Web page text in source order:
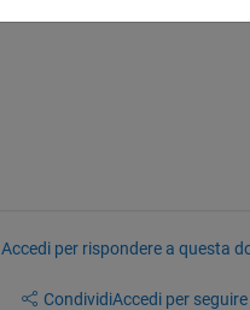
Accedi per rispondere a questa
CondividiAccedi per